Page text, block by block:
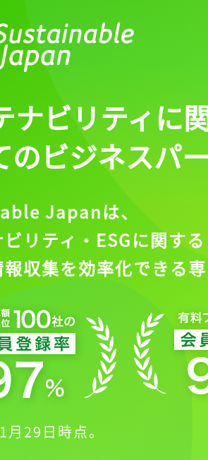
ナビリティに
のビジネスパ
Japanは、
リティ・ESGに関する
収集を効率化できる
29日時点。